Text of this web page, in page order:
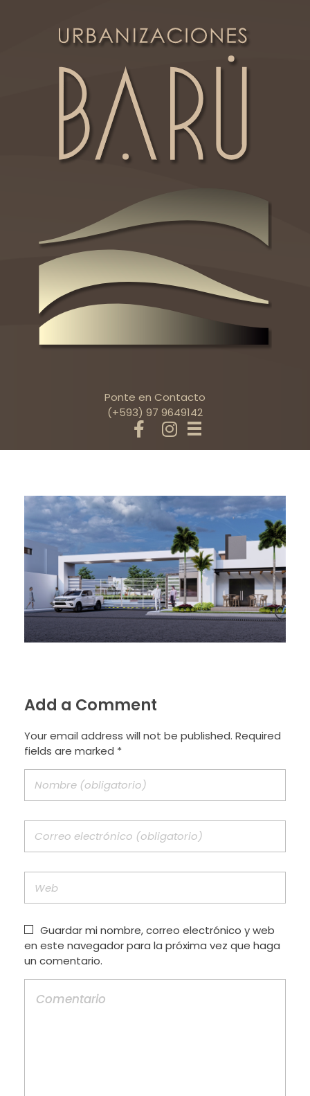
Ponte en Contacto
(+593) 97 9649142
Add a Comment
Your email address will not be published. Required
fields are marked *
Guardar mi nombre, correo electrónico y web
en este navegador para la próxima vez que haga
un comentario.